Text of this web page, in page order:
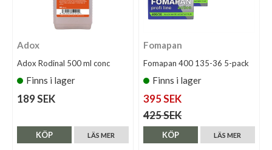
Adox
Adox Rodinal 500 ml conc
Finns i lager
189 SEK
LÄS MER
KÖP
Fomapan
Fomapan 400 135-36 5-pack
Finns i lager
395 SEK
425 SEK
LÄS MER
KÖP